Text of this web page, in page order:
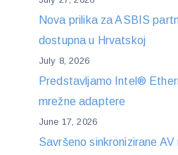
Nova prilika za ASBIS
dostupna u Hrvatskoj
July 8, 2026
Predstavljamo Intel®
mrežne adaptere
June 17, 2026
Savršeno sinkronizirane